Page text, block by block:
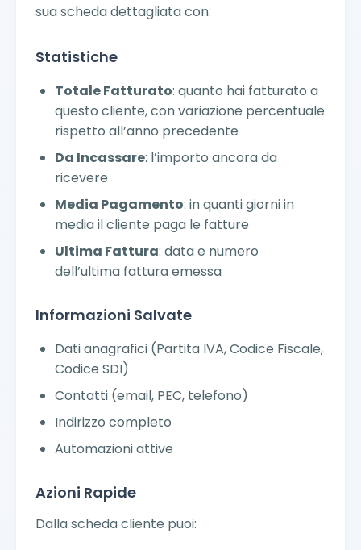
sua scheda dettagliata con:
Statistiche
Totale Fatturato: quanto hai fatturato a
questo cliente, con variazione percentuale
rispetto all’anno precedente
Da Incassare: l’importo ancora da
ricevere
Media Pagamento: in quanti giorni in
media il cliente paga le fatture
Ultima Fattura: data e numero
dell’ultima fattura emessa
Informazioni Salvate
Dati anagrafici (Partita IVA, Codice Fiscale,
Codice SDI)
Contatti (email, PEC, telefono)
Indirizzo completo
Automazioni attive
Azioni Rapide
Dalla scheda cliente puoi: